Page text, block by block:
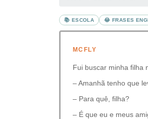
📚 ESCOLA 😂 FRASES
MCFLY
Fui buscar minha filha
– Amanhã tenho que
– Para quê, filha?
– É que eu e meus